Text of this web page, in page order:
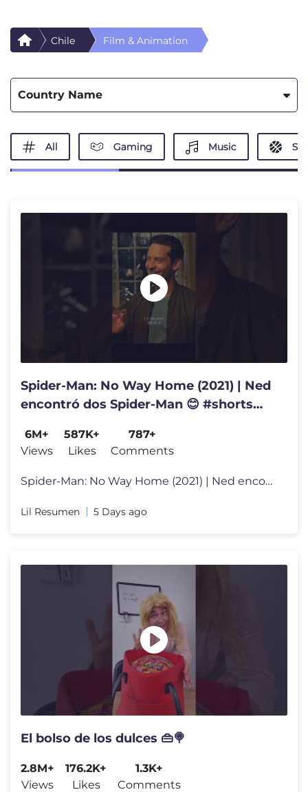
Chile Film & Animation
Country Name
All Gaming Music
Spider-Man: No Way Home (2021) | Ned
encontró dos Spider-Man 😊 #shorts
6M+
Views
587K+
Likes
787+
Comments
Spider-Man: No Way Home (2021) | Ned encontró dos Spider-Man 😊 #sh
Lil Resumen 5 Days ago
El bolso de los dulces 👜🍭
2.8M+
Views
176.2K+
Likes
1.3K+
Comments